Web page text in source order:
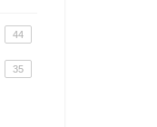
44
35